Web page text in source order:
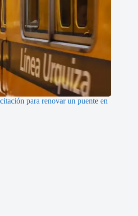
para renovar un puente en